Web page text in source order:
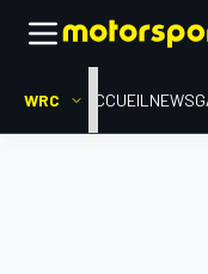
WRC ACCUEIL NEWS